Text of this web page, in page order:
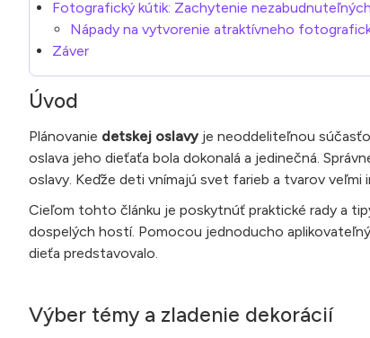
Fotografický kútik: Zachytenie
Nápady na vytvorenie atraktívneho
Záver
Úvod
Plánovanie detskej oslavyje neoddeliteľnou
oslava jeho dieťaťa bola dokonalá a jedinečná.
oslavy. Keďže deti vnímajú svet farieb a tvarov
Cieľom tohto článku je poskytnúť praktické rady a
dospelých hostí. Pomocou jednoducho
dieťa predstavovalo.
Výber témy a zladenie dekorácií